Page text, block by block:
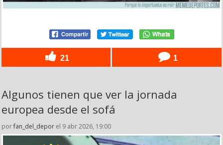
21 1
Algunos tienen que ver la jornada
europea desde el sofá
porfan_del_depor el 9 abr 2026, 19:00